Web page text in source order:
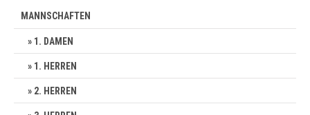
MANNSCHAFTEN
1. DAMEN
1. HERREN
2. HERREN